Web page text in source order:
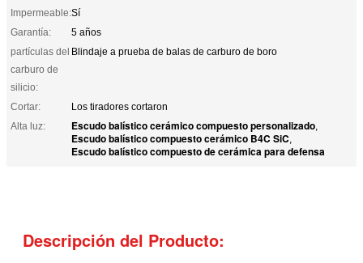
Impermeable:Sí
Garantía:
5 años
partículas del
carburo de
silicio:
Blindaje a prueba de balas de carburo de boro
Cortar:
Los tiradores cortaron
Alta luz:
Escudo balístico cerámico compuesto personalizado,
Escudo balístico compuesto cerámico B4C SiC,
Escudo balístico compuesto de cerámica para defensa
Descripción del Producto: